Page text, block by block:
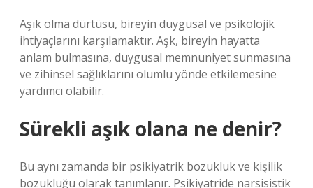
Aşık olma dürtüsü, bireyin duygusal ve psikolojik
ihtiyaçlarını karşılamaktır. Aşk, bireyin hayatta
anlam bulmasına, duygusal memnuniyet sunmasına
ve zihinsel sağlıklarını olumlu yönde etkilemesine
yardımcı olabilir.
Sürekli aşık olana ne denir?
Bu aynı zamanda bir psikiyatrik bozukluk ve kişilik
bozukluğu olarak tanımlanır. Psikiyatride narsisistik